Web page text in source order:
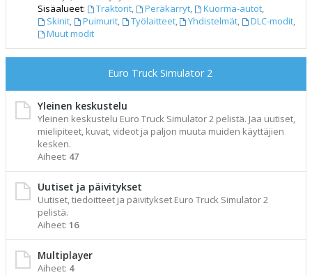
Sisäalueet:
Traktorit, Peräkärryt, Kuorma-autot,
Skinit, Puimurit, Työlaitteet, Yhdistelmät, DLC-modit,
Muut modit
Euro Truck Simulator 2
Yleinen keskustelu
Yleinen keskustelu Euro Truck Simulator 2 pelistä. Jaa uutiset,
mielipiteet, kuvat, videot ja paljon muuta muiden käyttäjien
kesken.
Aiheet: 47
Uutiset ja päivitykset
Uutiset, tiedoitteet ja päivitykset Euro Truck Simulator 2
pelistä.
Aiheet: 16
Multiplayer
Aiheet: 4